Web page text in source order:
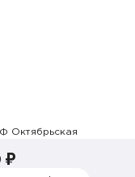
Октябрьская
₽